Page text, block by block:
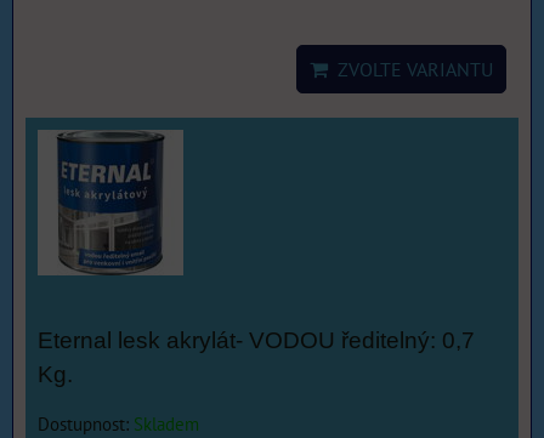
ZVOLTE VARIANTU
Eternal lesk akrylát- VODOU ředitelný: 0,7
Kg.
Dostupnost: Skladem